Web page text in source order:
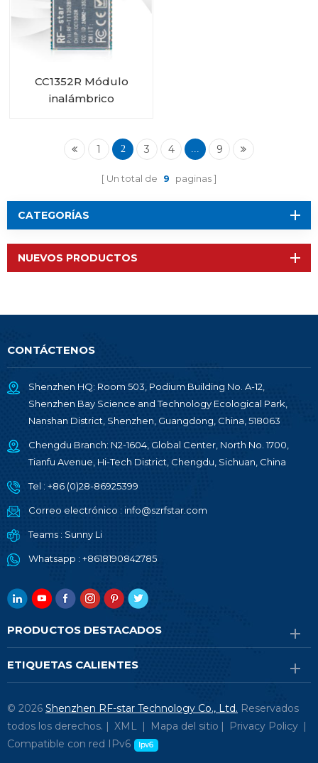
CC1352R Módulo
inalámbrico
TI1352B11 2 3 4 ... 9
Un total de 9 paginas
CATEGORÍAS
NUEVOS PRODUCTOS
CONTÁCTENOS
Shenzhen HQ: Room 503, Podium Building No. A-12,
Shenzhen Bay Science and Technology Ecological Park,
Nanshan District, Shenzhen, Guangdong, China, 518063
Chengdu Branch: N2-1604, Global Center, North No. 1700,
Tianfu Avenue, Hi-Tech District, Chengdu, Sichuan, China
Tel : +86 (0)28-86925399
Correo electrónico : info@szrfstar.com
Teams : Sunny Li
Whatsapp : +8618190842785
PRODUCTOS DESTACADOS
ETIQUETAS CALIENTES
© 2026 Shenzhen RF-star Technology Co., Ltd. Reservados
todos los derechos. | XML | Mapa del sitio | Privacy Policy |
Compatible con red IPv6